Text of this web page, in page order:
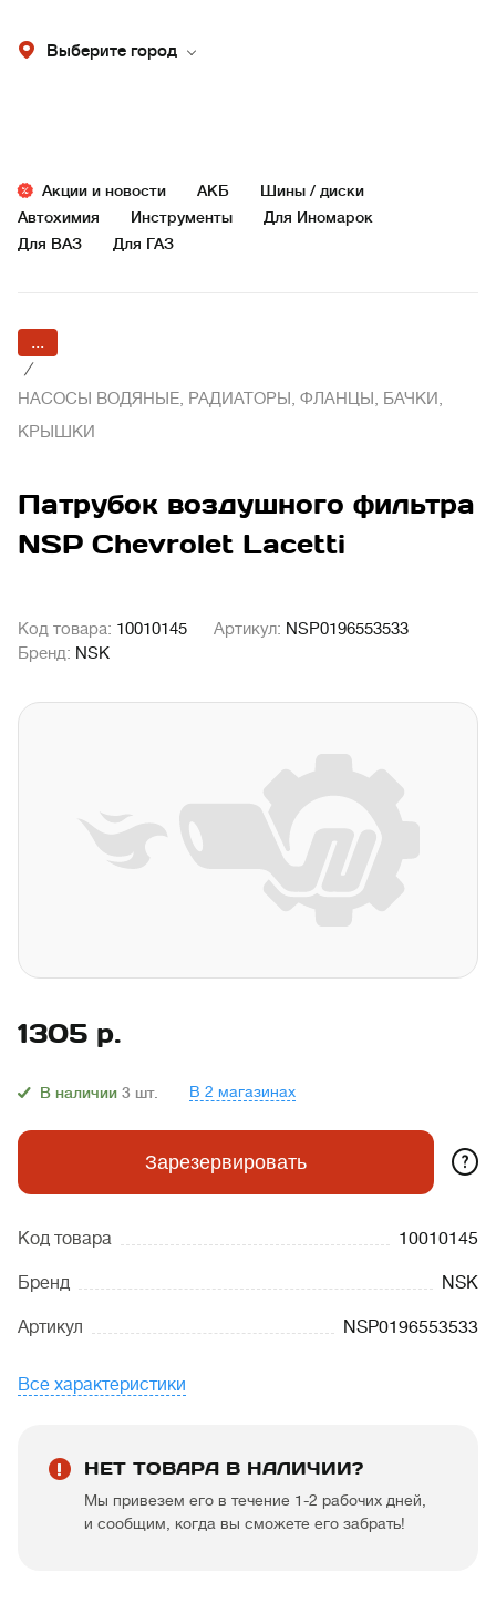
Выберите город
Акции и новости АКБ
Шины / диски
Автохимия
Инструменты
Для Иномарок
Для ВАЗ
Для ГАЗ
...
/
НАСОСЫ ВОДЯНЫЕ, РАДИАТОРЫ, ФЛАНЦЫ, БАЧКИ,
КРЫШКИ
Патрубок воздушного фильтра
NSP Chevrolet Lacetti
Код товара: 10010145 Артикул: NSP0196553533
Бренд: NSK
1305 р.
В наличии 3 шт. В 2 магазинах
Зарезервировать ?
Код товара 10010145
Бренд NSK
Артикул NSP0196553533
Все характеристики
НЕТ ТОВАРА В НАЛИЧИИ?
Мы привезем его в течение 1-2 рабочих дней,
и сообщим, когда вы сможете его забрать!